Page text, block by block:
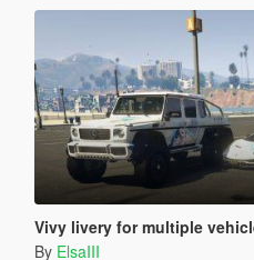
Vivy livery for multiple
By ElsaIII